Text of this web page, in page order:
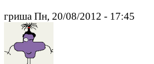
гриша Пн, 20/08/2012 - 17:45